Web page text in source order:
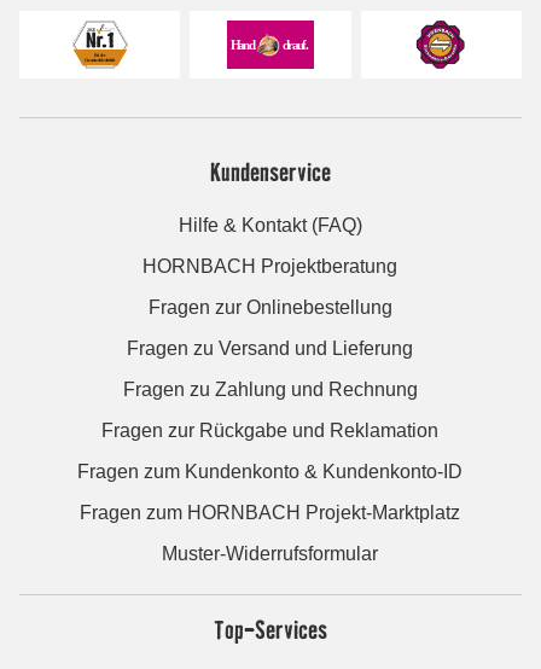
Kundenservice
Hilfe & Kontakt (FAQ)
HORNBACH Projektberatung
Fragen zur Onlinebestellung
Fragen zu Versand und Lieferung
Fragen zu Zahlung und Rechnung
Fragen zur Rückgabe und Reklamation
Fragen zum Kundenkonto & Kundenkonto-ID
Fragen zum HORNBACH Projekt-Marktplatz
Muster-Widerrufsformular
Top-Services